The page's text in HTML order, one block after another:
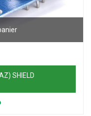
SHIELD